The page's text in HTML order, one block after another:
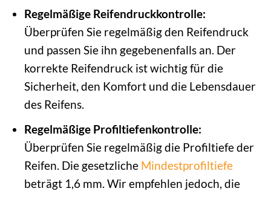
Regelmäßige Reifendruckkontrolle:
Überprüfen Sie regelmäßig den Reifendruck
und passen Sie ihn gegebenenfalls an. Der
korrekte Reifendruck ist wichtig für die
Sicherheit, den Komfort und die Lebensdauer
des Reifens.
Regelmäßige Profiltiefenkontrolle:
Überprüfen Sie regelmäßig die Profiltiefe der
Reifen. Die gesetzliche Mindestprofiltiefe
beträgt 1,6 mm. Wir empfehlen jedoch, die